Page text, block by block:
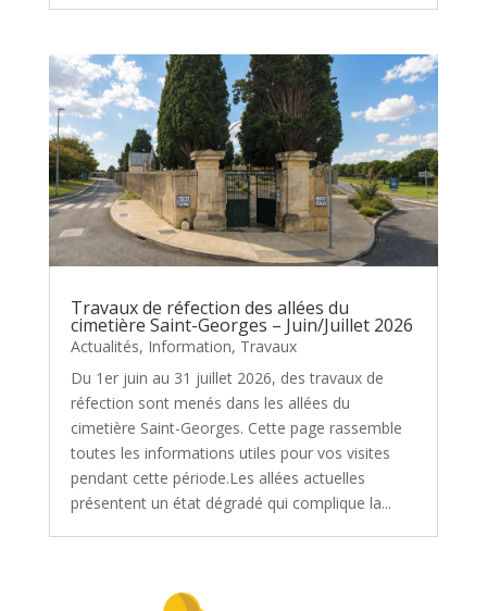
Travaux de réfection des allées du
cimetière Saint-Georges – Juin/Juillet 2026
Actualités, Information, Travaux
Du 1er juin au 31 juillet 2026, des travaux de
réfection sont menés dans les allées du
cimetière Saint-Georges. Cette page rassemble
toutes les informations utiles pour vos visites
pendant cette période.Les allées actuelles
présentent un état dégradé qui complique la...